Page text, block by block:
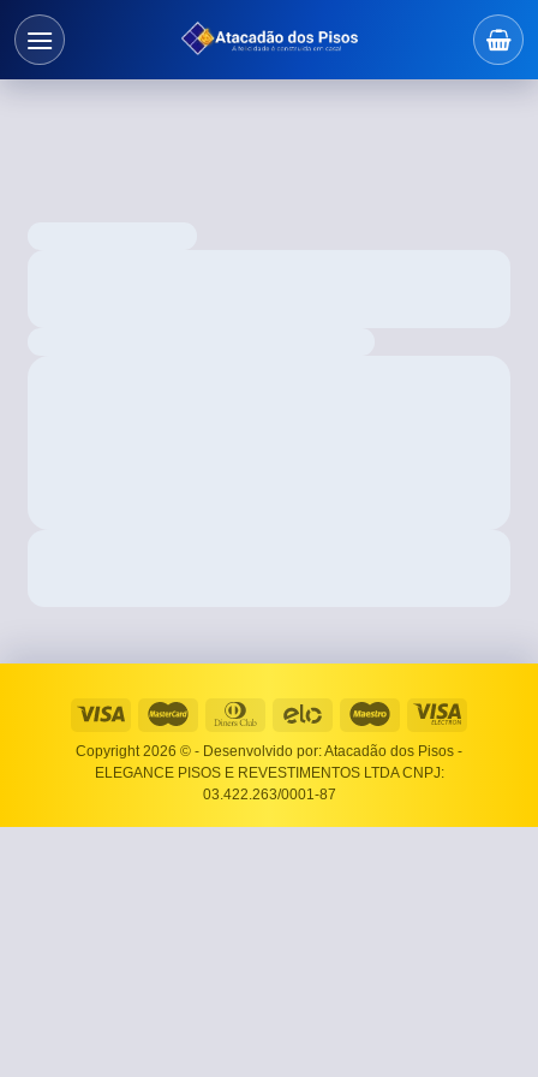
Copyright 2026 © - Desenvolvido por: Atacadão dos Pisos -
ELEGANCE PISOS E REVESTIMENTOS LTDA CNPJ:
03.422.263/0001-87